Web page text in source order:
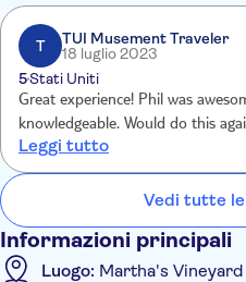
Nancy e del pronipote William
parlare dell'aiuto dei
Edgartown, scoprirete di più
piantagione Chappaquiddick.
Overton House e del suo
civili.
Il tour include anche una visita
Cottager's Corner, al Tivoli
Georgia), alla Bradley Square
Cottage, alla Dorothy West
Shearer Cottage.
T
TUI Musement Traveler
18 luglio 2023
5Stati Uniti
Great experience! Phil was
knowledgeable. Would do this
Leggi tutto
Vedi tutte le
Informazioni principali
Luogo: Martha's Vineyard